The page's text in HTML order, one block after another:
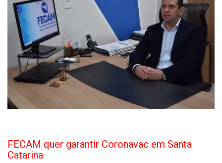
FECAM quer garantir Coronavac em Santa
Catarina